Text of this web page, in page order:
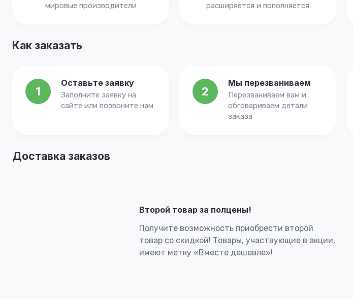
мировые производители
расширяется и пополняется
Как заказать
1
Оставьте заявку
Заполните заявку на
сайте или позвоните нам
2
Мы перезваниваем
Перезваниваем вам и
обговариваем детали
заказа
Доставка заказов
Второй товар за полцены!
Получите возможность приобрести второй
товар со скидкой! Товары, участвующие в акции,
имеют метку «Вместе дешевле»!